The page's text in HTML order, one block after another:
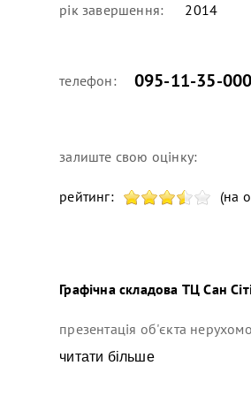
рік завершення: 2014
телефон: 095-11-35-000
залиште свою оцінку:
рейтинг: (на
Графічна складова ТЦ Сан
презентація об'єкта
читати більше